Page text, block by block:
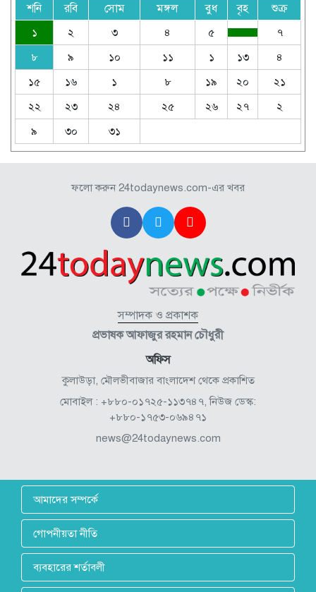
শনি রবি সোম মঙ্গল বুধ বৃহ শুক্র
১ ২ ৩ ৪ ৫
৭
৮
৯ ১০ ১১ ১ ১৩
৪
১৫
১৬ ১ ৮ ১৯ ২০
২১
২২
২৩ ২৪ ২৫ ২৬ ২৭
২
৯
৩০ ৩১
ফলো করুন 24todaynews.com-এর খবর
সম্পাদক ও প্রকাশক
প্রভাষক আফাজুর রহমান চৌধুরী
অফিস
কুলাউড়া, মৌলভীবাজার বাংলাদেশ থেকে প্রকাশিত
মোবাইল : +৮৮০-০১৭২৫-১১৩৭৪৭, নিউজ ডেস্ক:
+৮৮০-১৭৫৩-০৬৯৪৭১
news@24todaynews.com
আমাদের সম্পর্কে
গোপনীয়তা নীতি
ব্যবহারের শর্তাবলী